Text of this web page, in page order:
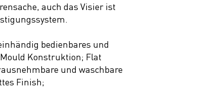
auch das Visier ist
bedienbares und
Konstruktion; Flat
und waschbare
Finish;